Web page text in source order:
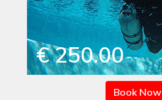
€ 250.00
Book Now